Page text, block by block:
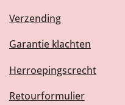
Verzending
Garantie klachten
Herroepingscrecht
Retourformulier